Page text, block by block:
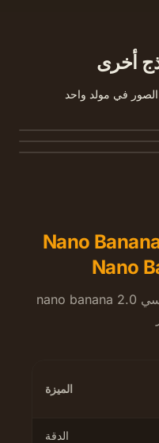
أخرى
Nano
Nano
nano banana 2.0 يحقق التوازن المثالي بين الأساسي
الميزة
الدقة